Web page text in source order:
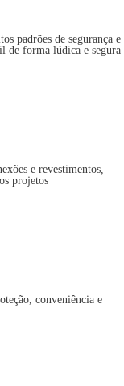
padrões de segurança e
de forma lúdica e segura
e revestimentos,
projetos
conveniência e